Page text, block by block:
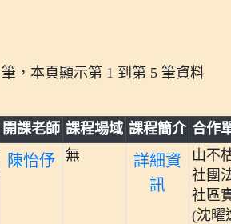
，本頁顯示第 1 到第 5 筆資料
開課老師 課程場域 課程簡介 合作
陳怡伃 無
詳細資
訊
山不
社團
社區
(沈曜